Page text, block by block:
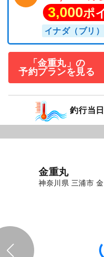
農業も漁業を
ぷり＜三浦野
ラン
60,000円/
3,000ポ
イナダ（ブリ）
「金重丸」の
予約プランを見る